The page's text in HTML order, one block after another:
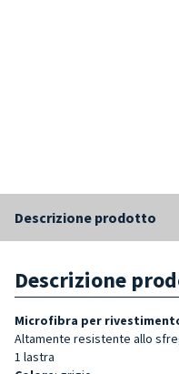
Descrizione prodotto
Descrizione
Microfibra per
Altamente resistente allo
1 lastra